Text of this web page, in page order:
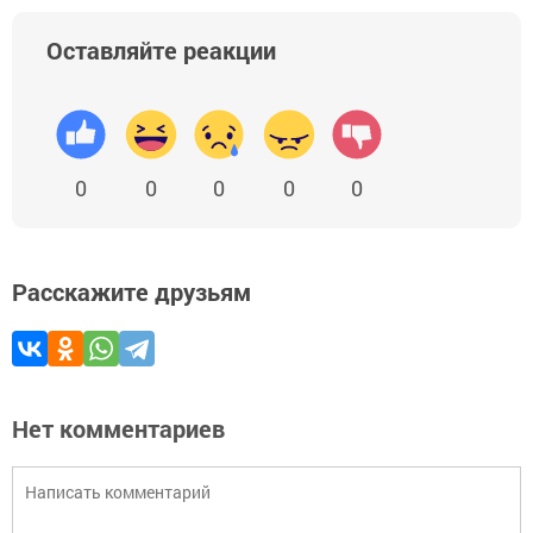
Оставляйте реакции
0 0 0 0 0
Расскажите друзьям
Нет комментариев